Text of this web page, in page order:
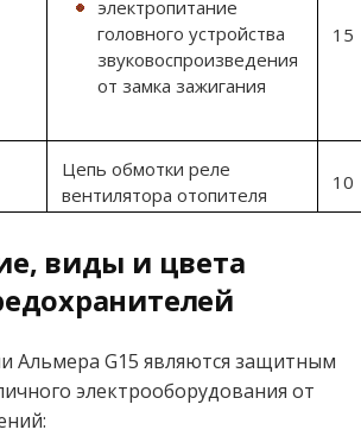
электропитание
головного устройства
звуковоспроизведения
от замка зажигания
15
Цепь обмотки реле
вентилятора отопителя
10
виды и цвета
Альмера G15 являются защитным
электрооборудования от